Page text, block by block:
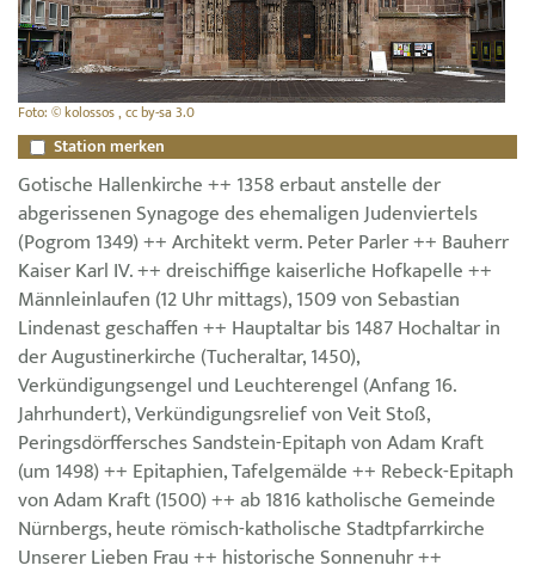
Foto: © kolossos , cc by-sa 3.0
Station merken
Gotische Hallenkirche ++ 1358 erbaut anstelle der
abgerissenen Synagoge des ehemaligen Judenviertels
(Pogrom 1349) ++ Architekt verm. Peter Parler ++ Bauherr
Kaiser Karl IV. ++ dreischiffige kaiserliche Hofkapelle ++
Männleinlaufen (12 Uhr mittags), 1509 von Sebastian
Lindenast geschaffen ++ Hauptaltar bis 1487 Hochaltar in
der Augustinerkirche (Tucheraltar, 1450),
Verkündigungsengel und Leuchterengel (Anfang 16.
Jahrhundert), Verkündigungsrelief von Veit Stoß,
Peringsdörffersches Sandstein-Epitaph von Adam Kraft
(um 1498) ++ Epitaphien, Tafelgemälde ++ Rebeck-Epitaph
von Adam Kraft (1500) ++ ab 1816 katholische Gemeinde
Nürnbergs, heute römisch-katholische Stadtpfarrkirche
Unserer Lieben Frau ++ historische Sonnenuhr ++